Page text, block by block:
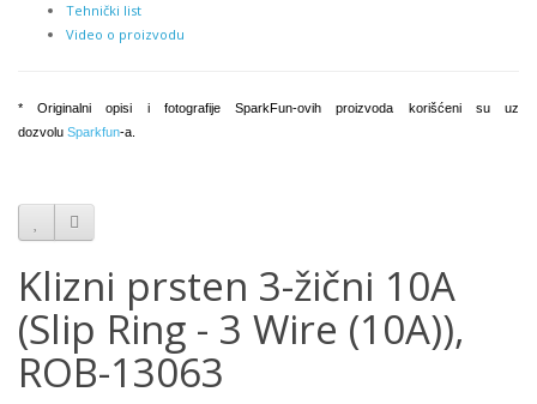
Tehnički list
Video o proizvodu
* Originalni opisi i fotografije SparkFun-ovih proizvoda korišćeni su uz
dozvolu Sparkfun-a.
Klizni prsten 3-žični 10A
(Slip Ring - 3 Wire (10A)),
ROB-13063